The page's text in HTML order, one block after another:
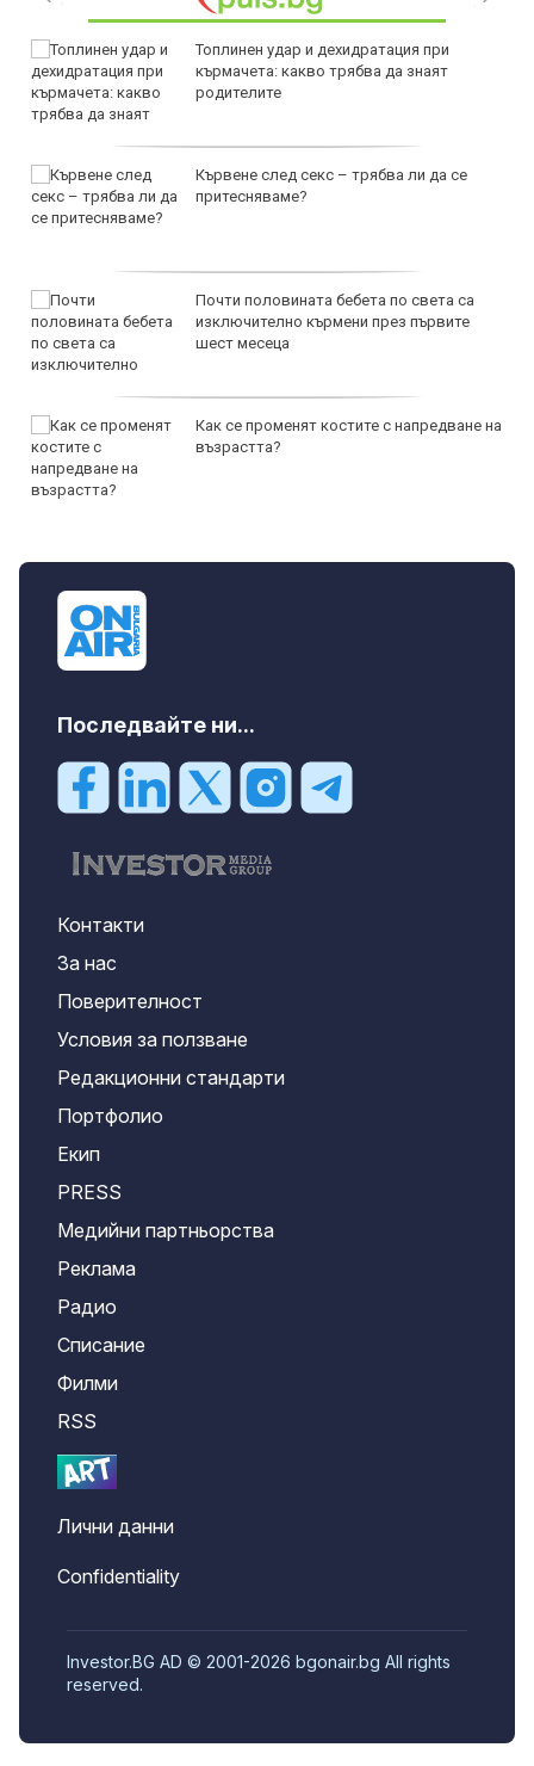
Топлинен удар и дехидратация при
кърмачета: какво трябва да знаят
родителите
Кървене след секс – трябва ли да се
притесняваме?
Почти половината бебета по света са
изключително кърмени през първите
шест месеца
Как се променят костите с напредване на
възрастта?
Последвайте ни...
Контакти
За нас
Поверителност
Условия за ползване
Редакционни стандарти
Портфолио
Екип
PRESS
Медийни партньорства
Реклама
Радио
Списание
Филми
RSS
Лични данни
Confidentiality
Investor.BG AD © 2001-2026 bgonair.bg All rights
reserved.